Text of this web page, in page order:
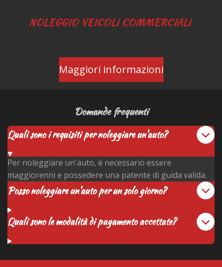
NOLEGGIO VEICOLI COMMERCIALI
Maggiori informazioni
Domande frequenti
Quali sono i requisiti per noleggiare un'auto?
Per noleggiare un'auto, è necessario essere
maggiorenni e possedere una patente di guida valida.
Posso noleggiare un'auto per un solo giorno?
Quali sono le modalità di pagamento accettate?